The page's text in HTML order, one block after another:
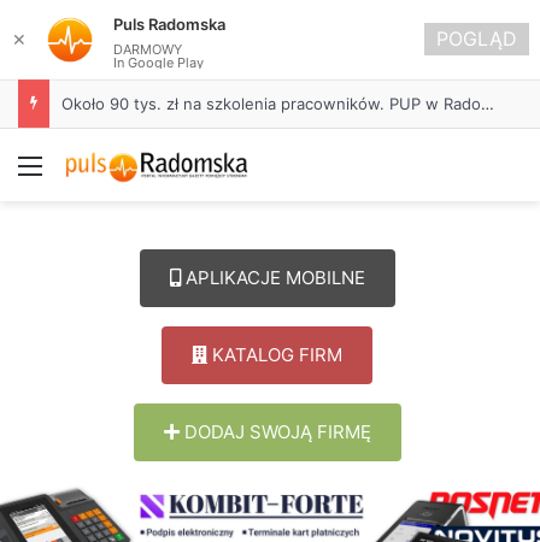
Około 90 tys. zł na szkolenia pracowników. PUP w Radomsku ogłasza nabór wniosków
Menu
APLIKACJE MOBILNE
KATALOG FIRM
DODAJ SWOJĄ FIRMĘ
✕
Puls Radomska
DARMOWY
In Google Play
POGLĄD